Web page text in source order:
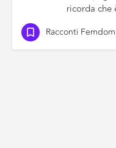
ricorda che
Racconti Femdom